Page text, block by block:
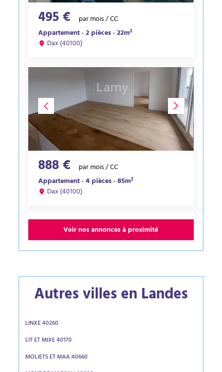
495 €
par mois / CC
Appartement · 2 pièces · 22m²
Dax (40100)
888 €
par mois / CC
Appartement · 4 pièces · 85m²
Dax (40100)
Voir nos annonces à proximité
Autres villes en Landes
LINXE 40260
LIT ET MIXE 40170
MOLIETS ET MAA 40660